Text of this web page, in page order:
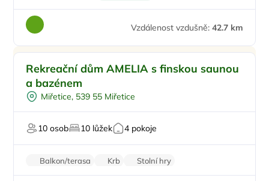
Vzdálenost vzdušně: 42.7 km
Na samotě
Sauna
U lesa
U vody
Rekreační dům AMELIA s finskou saunou
a bazénem
Miřetice, 539 55 Miřetice
10 osob 10 lůžek 4 pokoje
Balkon/terasa Krb
Stolní hry
Kamerový systém
Zatemňující žaluzie